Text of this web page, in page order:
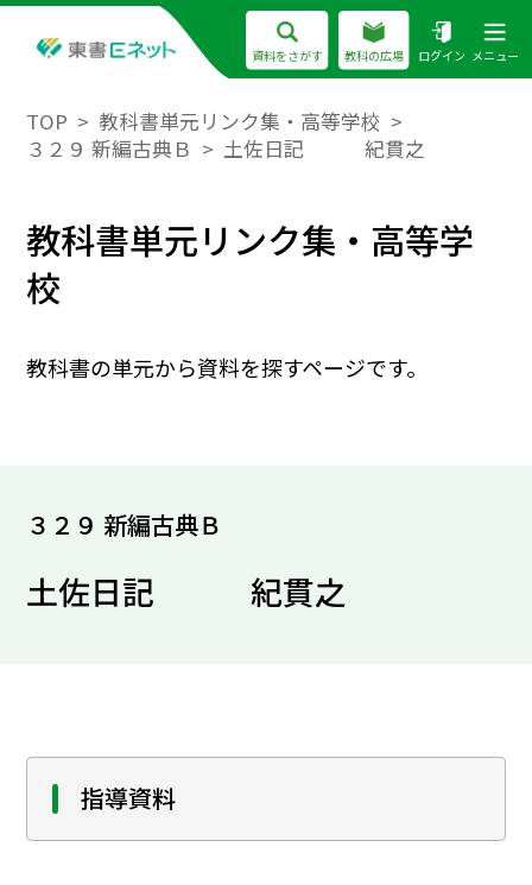
資料をさがす 教科の広場 ログイン メニュー
TOP
教科書単元リンク集・高等学校
３２９ 新編古典Ｂ
土佐日記 紀貫之
教科書単元リンク集・高等学
校
教科書の単元から資料を探すページです。
３２９ 新編古典Ｂ
土佐日記 紀貫之
指導資料